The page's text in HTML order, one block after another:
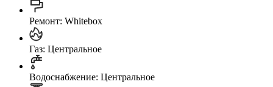
Ремонт: Whitebox
Газ: Центральное
Водоснабжение: Центральное